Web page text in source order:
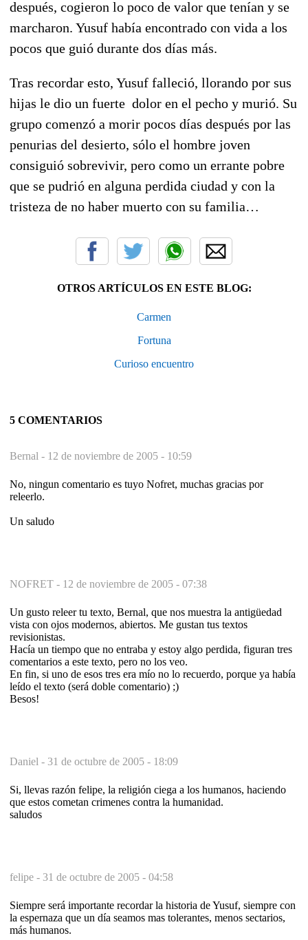
después, cogieron lo poco de valor que tenían y se
marcharon. Yusuf había encontrado con vida a los
pocos que guió durante dos días más.
Tras recordar esto, Yusuf falleció, llorando por sus
hijas le dio un fuerte dolor en el pecho y murió. Su
grupo comenzó a morir pocos días después por las
penurias del desierto, sólo el hombre joven
consiguió sobrevivir, pero como un errante pobre
que se pudrió en alguna perdida ciudad y con la
tristeza de no haber muerto con su familia…
OTROS ARTÍCULOS EN ESTE BLOG:
Carmen
Fortuna
Curioso encuentro
5 COMENTARIOS
Bernal - 12 de noviembre de 2005 - 10:59
No, ningun comentario es tuyo Nofret, muchas gracias por
releerlo.
Un saludo
NOFRET - 12 de noviembre de 2005 - 07:38
Un gusto releer tu texto, Bernal, que nos muestra la antigüedad
vista con ojos modernos, abiertos. Me gustan tus textos
revisionistas.
Hacía un tiempo que no entraba y estoy algo perdida, figuran tres
comentarios a este texto, pero no los veo.
En fin, si uno de esos tres era mío no lo recuerdo, porque ya había
leído el texto (será doble comentario) ;)
Besos!
Daniel - 31 de octubre de 2005 - 18:09
Si, llevas razón felipe, la religión ciega a los humanos, haciendo
que estos cometan crimenes contra la humanidad.
saludos
felipe - 31 de octubre de 2005 - 04:58
Siempre será importante recordar la historia de Yusuf, siempre con
la espernaza que un día seamos mas tolerantes, menos sectarios,
más humanos.